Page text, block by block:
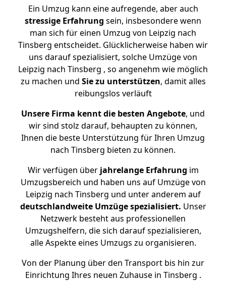
Ein Umzug kann eine aufregende, aber auch
stressige Erfahrung sein, insbesondere wenn
man sich für einen Umzug von Leipzig nach
Tinsberg entscheidet. Glücklicherweise haben wir
uns darauf spezialisiert, solche Umzüge von
Leipzig nach Tinsberg , so angenehm wie möglich
zu machen und Sie zu unterstützen, damit alles
reibungslos verläuft
Unsere Firma kennt die besten Angebote, und
wir sind stolz darauf, behaupten zu können,
Ihnen die beste Unterstützung für Ihren Umzug
nach Tinsberg bieten zu können.
Wir verfügen überjahrelange Erfahrung im
Umzugsbereich und haben uns auf Umzüge von
Leipzig nach Tinsberg und unter anderem auf
deutschlandweite Umzüge spezialisiert. Unser
Netzwerk besteht aus professionellen
Umzugshelfern, die sich darauf spezialisieren,
alle Aspekte eines Umzugs zu organisieren.
Von der Planung über den Transport bis hin zur
Einrichtung Ihres neuen Zuhause in Tinsberg .